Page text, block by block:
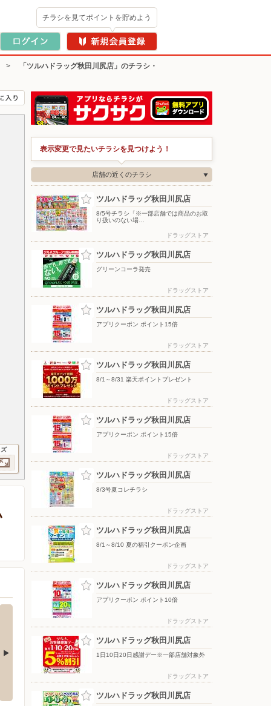
チラシを見てポイントを貯めよう
>
「ツルハドラッグ秋田川尻店」のチラシ・
5日・15日・25日はポイント3倍
表示変更で見たいチラシを見つけよう！
店舗の近くのチラシ
ツルハドラッグ秋田川尻店
8/5号チラシ「※一部店舗では商品のお取
り扱いのない場…
ドラッグストア
ツルハドラッグ秋田川尻店
グリーンコーラ発売
ドラッグストア
ツルハドラッグ秋田川尻店
アプリクーポン ポイント15倍
ドラッグストア
ツルハドラッグ秋田川尻店
8/1～8/31 楽天ポイントプレゼント
ドラッグストア
ツルハドラッグ秋田川尻店
アプリクーポン ポイント15倍
ドラッグストア
ツルハドラッグ秋田川尻店
8/3号夏コレチラシ
ドラッグストア
ツルハドラッグ秋田川尻店
8/1～8/10 夏の福引クーポン企画
ドラッグストア
ツルハドラッグ秋田川尻店
アプリクーポン ポイント10倍
ドラッグストア
ツルハドラッグ秋田川尻店
1日10日20日感謝デー※一部店舗対象外
ドラッグストア
ツルハドラッグ秋田川尻店